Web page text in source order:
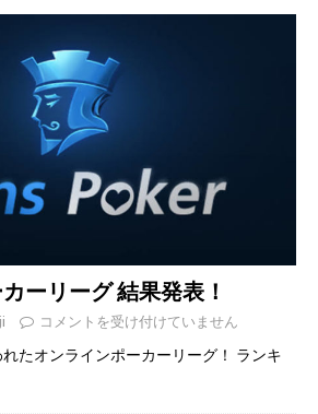
ーリーグ 結果発表！
コメントを受け付けていません
たオンラインポーカーリーグ！ ランキ